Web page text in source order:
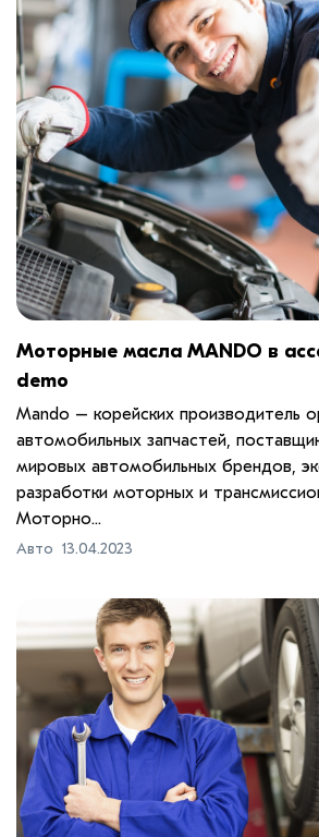
Моторные масла MANDO в
demo
Mando – корейских производитель
автомобильных запчастей,
мировых автомобильных брендов,
разработки моторных и
Моторно...
Авто 13.04.2023